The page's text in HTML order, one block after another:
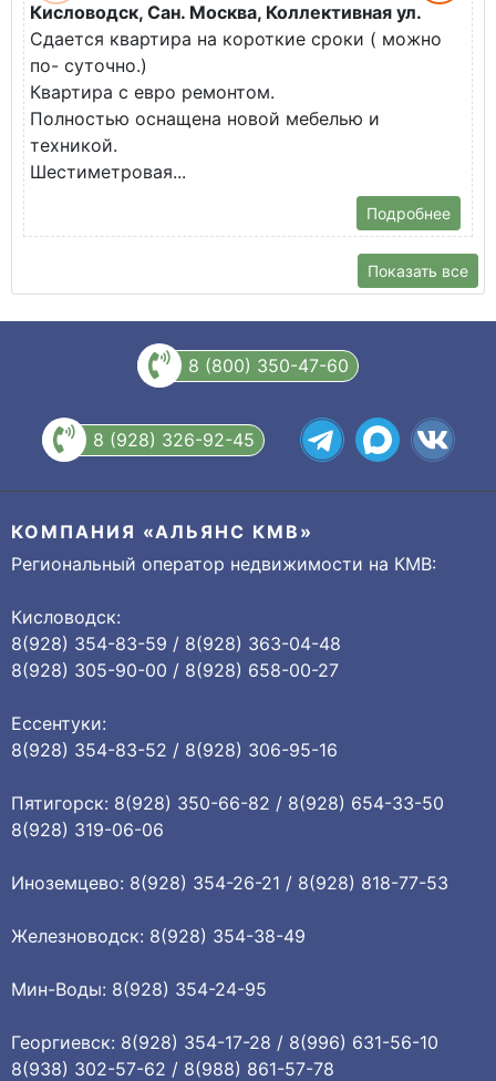
Кисловодск, Сан. Москва, Коллективная ул.
Сдается квартира на короткие сроки ( можно
по- суточно.)
Квартира с евро ремонтом.
Полностью оснащена новой мебелью и
техникой.
Шестиметровая...
Подробнее
Показать все
8 (800) 350-47-60
8 (928) 326-92-45
КОМПАНИЯ «АЛЬЯНС КМВ»
Региональный оператор недвижимости на КМВ:
Кисловодск:
8(928) 354-83-59 / 8(928) 363-04-48
8(928) 305-90-00 / 8(928) 658-00-27
Ессентуки:
8(928) 354-83-52 / 8(928) 306-95-16
Пятигорск: 8(928) 350-66-82 / 8(928) 654-33-50
8(928) 319-06-06
Иноземцево: 8(928) 354-26-21 / 8(928) 818-77-53
Железноводск: 8(928) 354-38-49
Мин-Воды: 8(928) 354-24-95
Георгиевск: 8(928) 354-17-28 / 8(996) 631-56-10
8(938) 302-57-62 / 8(988) 861-57-78